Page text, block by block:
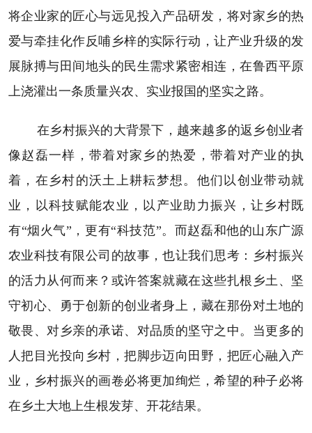
将企业家的匠心与远见投入产品研发，将对家乡的热
爱与牵挂化作反哺乡梓的实际行动，让产业升级的发
展脉搏与田间地头的民生需求紧密相连，在鲁西平原
上浇灌出一条质量兴农、实业报国的坚实之路。
在乡村振兴的大背景下，越来越多的返乡创业者
像赵磊一样，带着对家乡的热爱，带着对产业的执
着，在乡村的沃土上耕耘梦想。他们以创业带动就
业，以科技赋能农业，以产业助力振兴，让乡村既
有“烟火气”，更有“科技范”。而赵磊和他的山东广源
农业科技有限公司的故事，也让我们思考：乡村振兴
的活力从何而来？或许答案就藏在这些扎根乡土、坚
守初心、勇于创新的创业者身上，藏在那份对土地的
敬畏、对乡亲的承诺、对品质的坚守之中。当更多的
人把目光投向乡村，把脚步迈向田野，把匠心融入产
业，乡村振兴的画卷必将更加绚烂，希望的种子必将
在乡土大地上生根发芽、开花结果。